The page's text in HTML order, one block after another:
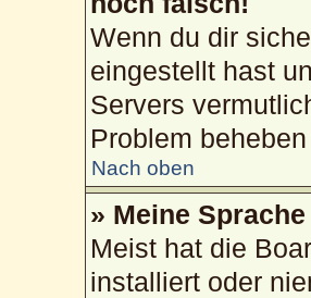
Wenn du dir
eingestellt hast
Servers
Problem
Nach oben
» Meine
Meist hat die
installiert oder